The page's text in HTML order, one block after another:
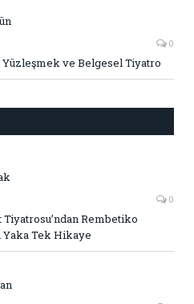
0
ve Belgesel Tiyatro
0
Rembetiko
Tek Hikaye